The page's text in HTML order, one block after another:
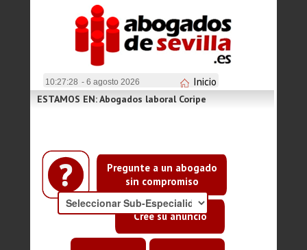
10:27:28 - 6 agosto 2026 Inicio
Pregunte a un abogado
sin compromiso
Cree su anuncio
ESTAMOS EN: Abogados laboral Coripe